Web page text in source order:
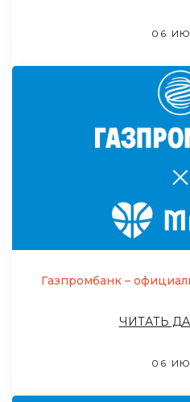
06
Газпромбанк –
ЧИТАТЬ
06